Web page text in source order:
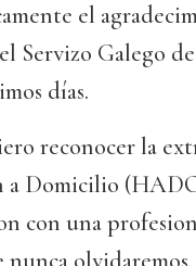
el
Servizo Galego
días.
reconocer la
Domicilio
con una